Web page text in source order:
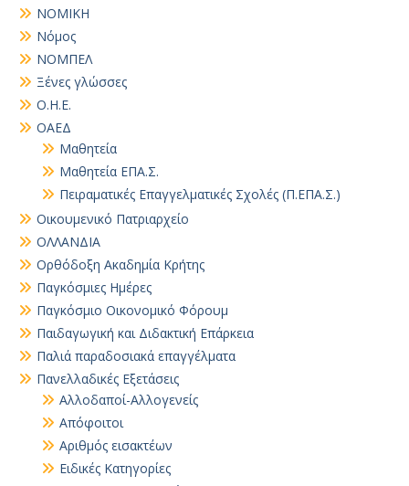
ΝΟΜΙΚΗ
Νόμος
ΝΟΜΠΕΛ
Ξένες γλώσσες
Ο.Η.Ε.
ΟΑΕΔ
Μαθητεία
Μαθητεία ΕΠΑ.Σ.
Πειραματικές Επαγγελματικές Σχολές (Π.ΕΠΑ.Σ.)
Οικουμενικό Πατριαρχείο
ΟΛΛΑΝΔΙΑ
Ορθόδοξη Ακαδημία Κρήτης
Παγκόσμιες Ημέρες
Παγκόσμιο Οικονομικό Φόρουμ
Παιδαγωγική και Διδακτική Επάρκεια
Παλιά παραδοσιακά επαγγέλματα
Πανελλαδικές Εξετάσεις
Αλλοδαποί-Αλλογενείς
Απόφοιτοι
Αριθμός εισακτέων
Ειδικές Κατηγορίες